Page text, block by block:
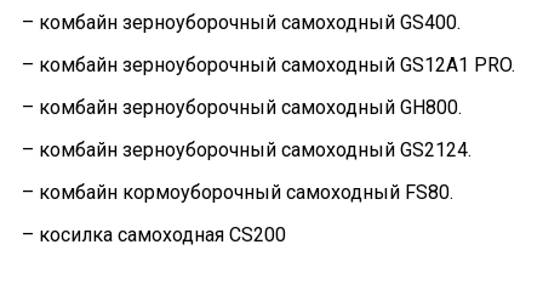
– комбайн зерноуборочный самоходный GS400.
– комбайн зерноуборочный самоходный GS12А1 PRO.
– комбайн зерноуборочный самоходный GH800.
– комбайн зерноуборочный самоходный GS2124.
– комбайн кормоуборочный самоходный FS80.
– косилка самоходная CS200